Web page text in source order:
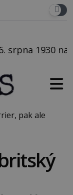
své
pak ale